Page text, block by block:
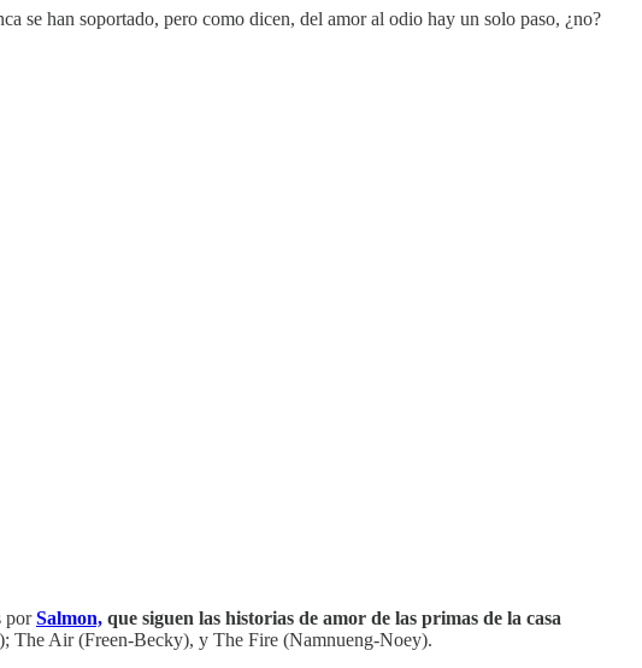
se han soportado, pero como dicen, del amor al odio hay un solo paso, ¿no?
porSalmon, que siguen las historias de amor de las primas de la casa
The Air (Freen-Becky), y The Fire (Namnueng-Noey).